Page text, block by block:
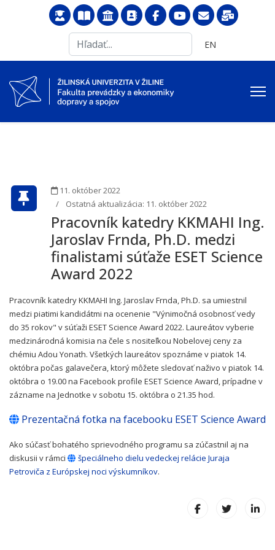
...
Vyberte váš jazyk
EN
11. október 2022
Ostatná aktualizácia: 11. október 2022
Pracovník katedry KKMAHI Ing.
Jaroslav Frnda, Ph.D. medzi
finalistami súťaže ESET Science
Award 2022
Pracovník katedry KKMAHI Ing. Jaroslav Frnda, Ph.D. sa umiestnil
medzi piatimi kandidátmi na ocenenie "Výnimočná osobnosť vedy
do 35 rokov" v súťaži ESET Science Award 2022. Laureátov vyberie
medzinárodná komisia na čele s nositeľkou Nobelovej ceny za
chémiu Adou Yonath. Všetkých laureátov spoznáme v piatok 14.
októbra počas galavečera, ktorý môžete sledovať naživo v piatok 14.
októbra o 19.00 na Facebook profile ESET Science Award, prípadne v
zázname na Jednotke v sobotu 15. októbra o 21.35 hod.
Prezentačná fotka na facebooku ESET Science Award
Ako súčasť bohatého sprievodného programu sa zúčastnil aj na
diskusii v rámci
špeciálneho dielu vedeckej relácie Juraja
Petroviča z Európskej noci výskumníkov.